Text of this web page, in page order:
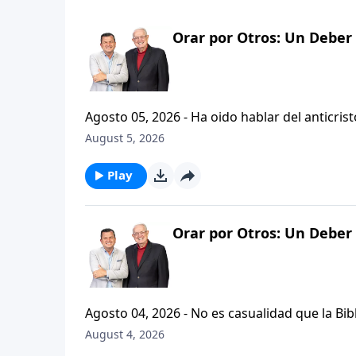
Orar por Otros: Un
Agosto 05, 2026 - Ha oido hablar del anticristo? Hoy vamos a escuchar al pastor Carlos A. Zazueta
que se refiere la Biblia cuando usa la palabra
August 5, 2026
Play
Orar por Otros: Un Deber
Agosto 04, 2026 - No es casualidad que la Biblia contenga
profetas, apostoles...de gente comun y
August 4, 2026